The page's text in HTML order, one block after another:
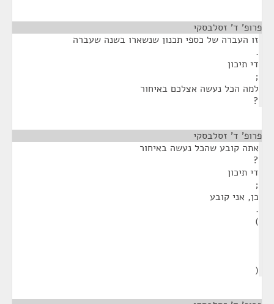
פרופ' ד' זסלבסקי
זו העברה של כספי תכנון שנשארו בשנה שעברה
.
די תיכון
;
למה הכל נעשה אצלכם באיחור
?
פרופ' ד' זסלבסקי
אתה קובע שהכל נעשה באיחור
?
די תיכון
;
כן, אני קובע
.
)
(